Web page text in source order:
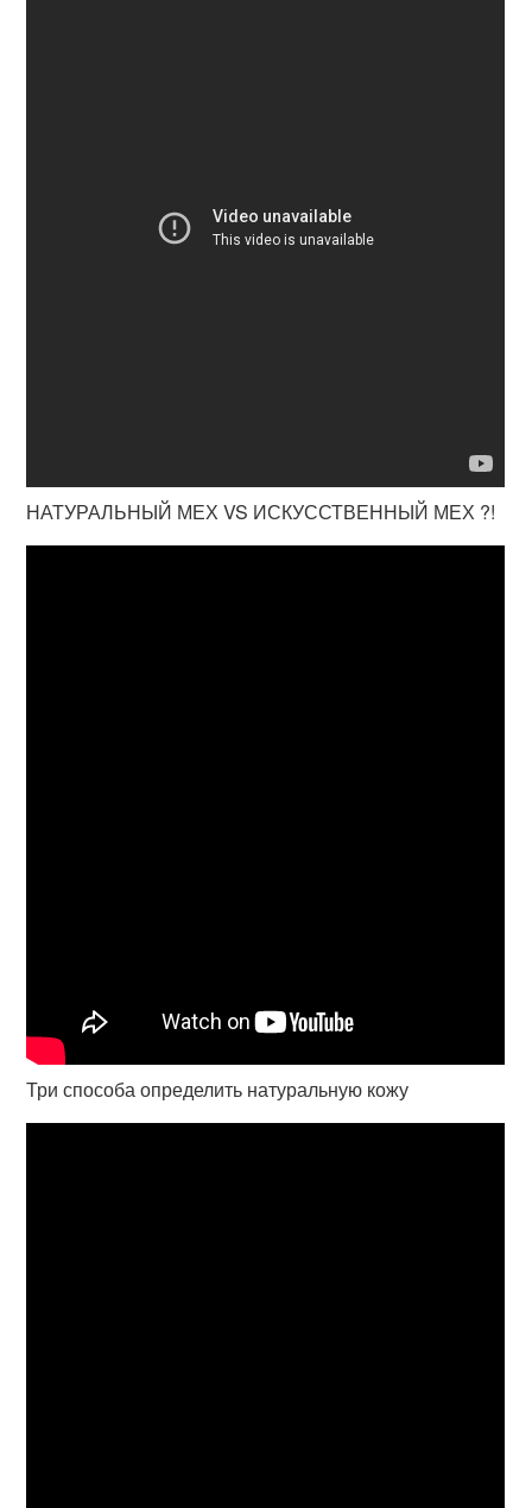
НАТУРАЛЬНЫЙ МЕХ VS ИСКУССТВЕННЫЙ МЕХ ?!
Три способа определить натуральную кожу